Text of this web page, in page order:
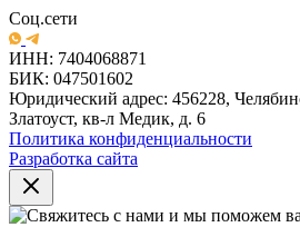
Соц.сети
ИНН: 7404068871
БИК: 047501602
Юридический адрес: 456228,
Златоуст, кв-л Медик, д. 6
Политика конфиденциальности
Разработка сайта